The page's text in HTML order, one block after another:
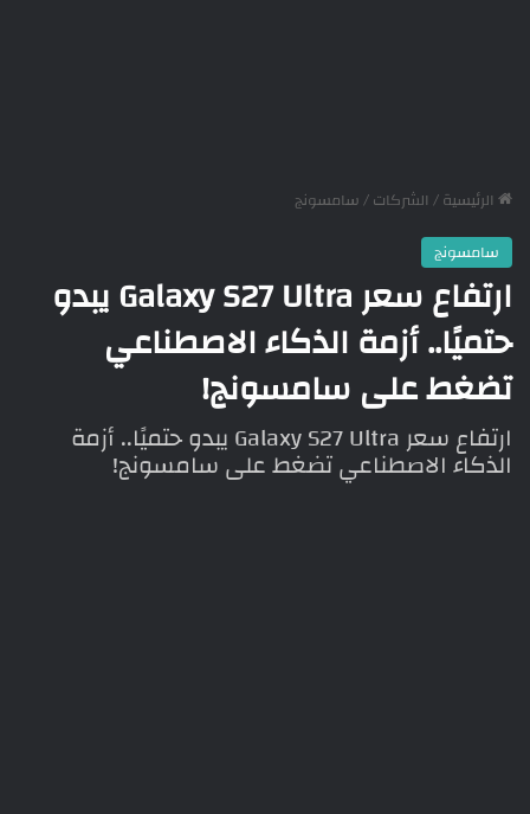
الرئيسية/ الشركات/سامسونج
سامسونج
ارتفاع سعر Galaxy S27 Ultra يبدو
حتميًا.. أزمة الذكاء الاصطناعي
تضغط على سامسونج!
ارتفاع سعر Galaxy S27 Ultra يبدو حتميًا.. أزمة
الذكاء الاصطناعي تضغط على سامسونج!